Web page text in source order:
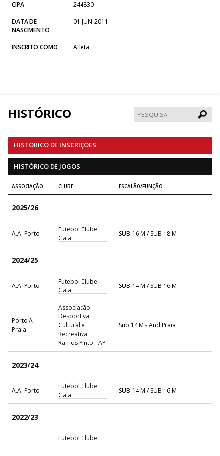
CIPA
244830
DATA DE
NASCIMENTO
01-JUN-2011
INSCRITO COMO Atleta
HISTÓRICO
HISTÓRICO DE INSCRIÇÕES
HISTÓRICO DE JOGOS
ASSOCIAÇÃO CLUBE ESCALÃO/FUNÇÃO
2025/26
A.A. Porto
Futebol Clube
Gaia
SUB-16 M / SUB-18 M
2024/25
A.A. Porto
Futebol Clube
Gaia
SUB-14 M / SUB-16 M
Porto A
Praia
Associação
Desportiva
Cultural e
Recreativa
Ramos Pinto - AP
Sub 14 M - And Praia
2023/24
A.A. Porto
Futebol Clube
Gaia
SUB-14 M / SUB-16 M
2022/23
Futebol Clube